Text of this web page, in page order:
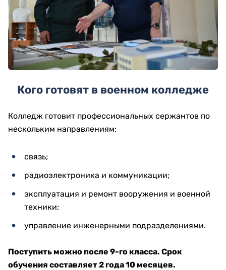
Кого готовят в военном колледже
Колледж готовит профессиональных сержантов по
нескольким направлениям:
связь;
радиоэлектроника и коммуникации;
эксплуатация и ремонт вооружения и военной
техники;
управление инженерными подразделениями.
Поступить можно после 9-го класса. Срок
обучения составляет 2 года 10 месяцев.